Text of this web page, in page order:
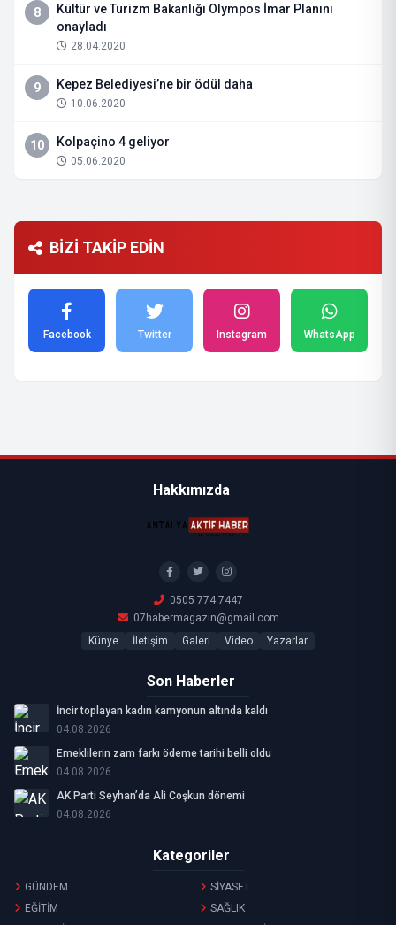
8
Kültür ve Turizm Bakanlığı Olympos İmar Planını
onayladı
28.04.2020
9 Kepez Belediyesi’ne bir ödül daha
10.06.2020
10 Kolpaçino 4 geliyor
05.06.2020
BİZİ TAKİP EDİN
Facebook Twitter Instagram WhatsApp
Hakkımızda
0505 774 7447
07habermagazin@gmail.com
Künye
İletişim Galeri Video Yazarlar
Son Haberler
İncir toplayan kadın kamyonun altında kaldı
04.08.2026
Emeklilerin zam farkı ödeme tarihi belli oldu
04.08.2026
AK Parti Seyhan’da Ali Coşkun dönemi
04.08.2026
Kategoriler
GÜNDEM
SİYASET
EĞİTİM
SAĞLIK